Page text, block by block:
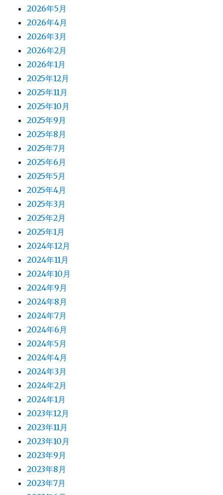
2026年5月
2026年4月
2026年3月
2026年2月
2026年1月
2025年12月
2025年11月
2025年10月
2025年9月
2025年8月
2025年7月
2025年6月
2025年5月
2025年4月
2025年3月
2025年2月
2025年1月
2024年12月
2024年11月
2024年10月
2024年9月
2024年8月
2024年7月
2024年6月
2024年5月
2024年4月
2024年3月
2024年2月
2024年1月
2023年12月
2023年11月
2023年10月
2023年9月
2023年8月
2023年7月